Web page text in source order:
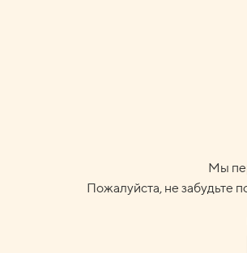
Мы
Пожалуйста, не забудьте